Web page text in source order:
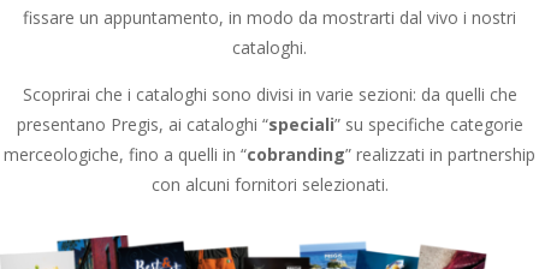
fissare un appuntamento, in modo da mostrarti dal vivo i nostri
cataloghi.
Scoprirai che i cataloghi sono divisi in varie sezioni: da quelli che
presentano Pregis, ai cataloghi “speciali” su specifiche categorie
merceologiche, fino a quelli in “cobranding” realizzati in partnership
con alcuni fornitori selezionati.